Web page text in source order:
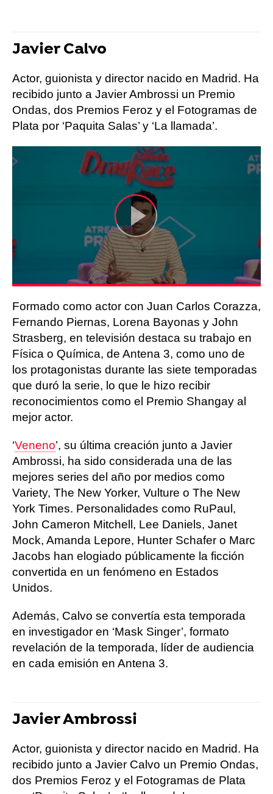
Javier Calvo
Actor, guionista y director nacido en Madrid. Ha
recibido junto a Javier Ambrossi un Premio
Ondas, dos Premios Feroz y el Fotogramas de
Plata por ‘Paquita Salas’ y ‘La llamada’.
Formado como actor con Juan Carlos Corazza,
Fernando Piernas, Lorena Bayonas y John
Strasberg, en televisión destaca su trabajo en
Física o Química, de Antena 3, como uno de
los protagonistas durante las siete temporadas
que duró la serie, lo que le hizo recibir
reconocimientos como el Premio Shangay al
mejor actor.
‘Veneno’, su última creación junto a Javier
Ambrossi, ha sido considerada una de las
mejores series del año por medios como
Variety, The New Yorker, Vulture o The New
York Times. Personalidades como RuPaul,
John Cameron Mitchell, Lee Daniels, Janet
Mock, Amanda Lepore, Hunter Schafer o Marc
Jacobs han elogiado públicamente la ficción
convertida en un fenómeno en Estados
Unidos.
Además, Calvo se convertía esta temporada
en investigador en ‘Mask Singer’, formato
revelación de la temporada, líder de audiencia
en cada emisión en Antena 3.
Javier Ambrossi
Actor, guionista y director nacido en Madrid. Ha
recibido junto a Javier Calvo un Premio Ondas,
dos Premios Feroz y el Fotogramas de Plata